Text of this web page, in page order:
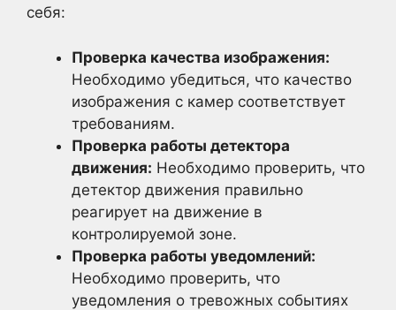
себя:
Проверка качества изображения:
Необходимо убедиться, что качество
изображения с камер соответствует
требованиям.
Проверка работы детектора
движения: Необходимо проверить, что
детектор движения правильно
реагирует на движение в
контролируемой зоне.
Проверка работы уведомлений:
Необходимо проверить, что
уведомления о тревожных событиях